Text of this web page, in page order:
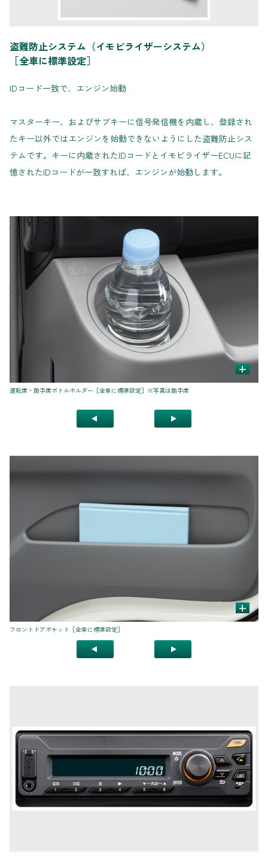
盗難防止システム（イモビライザーシステム）
［全車に標準設定］
IDコード一致で、エンジン始動
マスターキー、およびサブキーに信号発信機を内蔵し、登録され
たキー以外ではエンジンを始動できないようにした盗難防止シス
テムです。キーに内蔵されたIDコードとイモビライザーECUに記
憶されたIDコードが一致すれば、エンジンが始動します。
+
運転席・助手席ボトルホルダー［全車に標準設定］※写真は助手席
+
フロントドアポケット［全車に標準設定］